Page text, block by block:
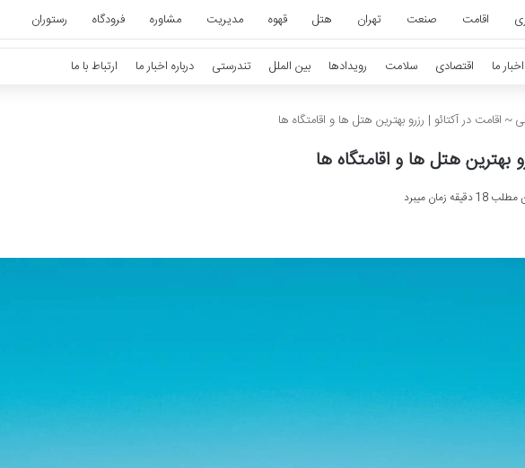
اقامت صنعت تهران هتل قهوه مدیریت مشاوره فرودگاه رستوران
اخبار ما اقتصادی سلامت رویدادها بین الملل تندرستی درباره اخبار ما ارتباط با ما
~ اقامت در آکتائو | رزرو بهترین هتل ها و اقامتگاه ها
بهترین هتل ها و اقامتگاه ها
زمان میبرد